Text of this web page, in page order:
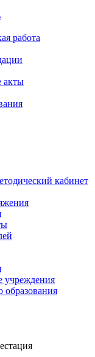
работа
акты
кабинет
учреждения
образования